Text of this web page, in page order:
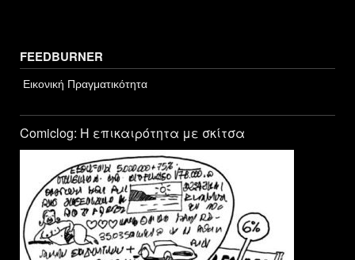
FEEDBURNER
Εικονική Πραγματικότητα
Comiclog: Η επικαιρότητα με σκίτσα